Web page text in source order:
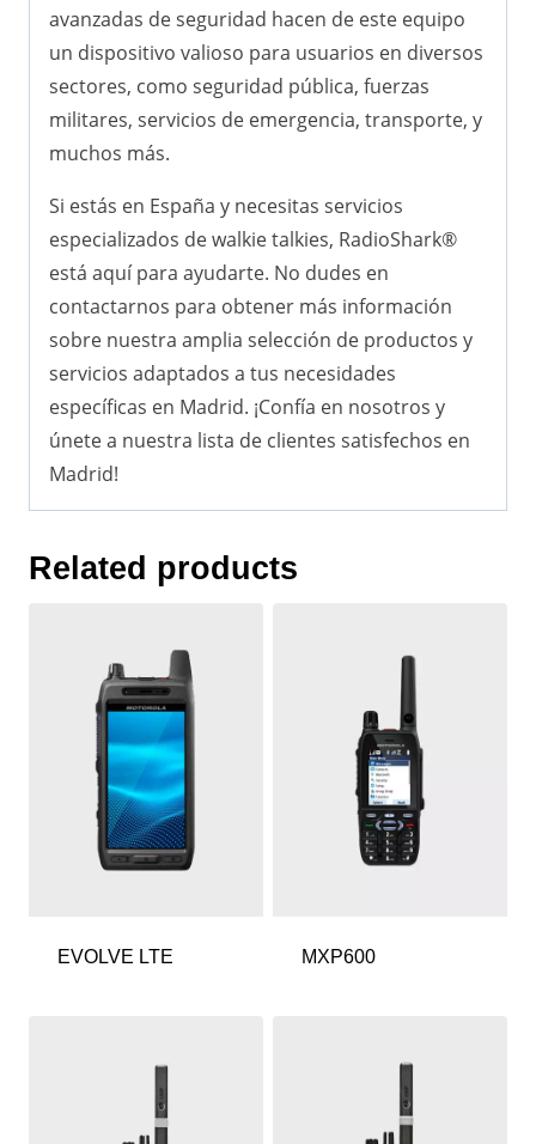
avanzadas de seguridad hacen de este equipo
un dispositivo valioso para usuarios en diversos
sectores, como seguridad pública, fuerzas
militares, servicios de emergencia, transporte, y
muchos más.
Si estás en España y necesitas servicios
especializados de walkie talkies, RadioShark®
está aquí para ayudarte. No dudes en
contactarnos para obtener más información
sobre nuestra amplia selección de productos y
servicios adaptados a tus necesidades
específicas en Madrid. ¡Confía en nosotros y
únete a nuestra lista de clientes satisfechos en
Madrid!
Related products
EVOLVE LTE MXP600